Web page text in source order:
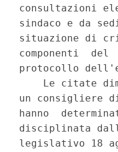
consultazioni
sindaco e da
situazione di
componenti
protocollo
Le citate
un consigliere
hanno
disciplinata
legislativo 18